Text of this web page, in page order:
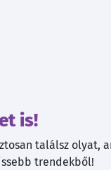
is!
találsz olyat,
trendekből!